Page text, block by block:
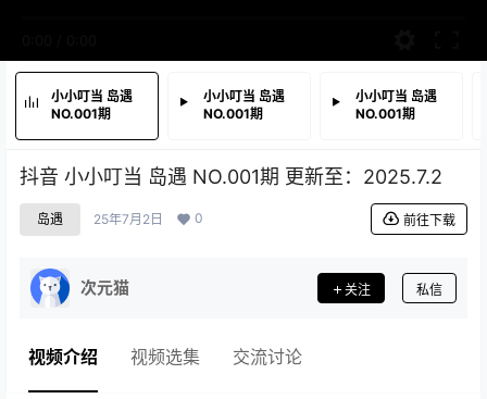
小小叮当 岛遇
NO.001期
小小叮当 岛遇
NO.001期
小小叮当 岛遇
NO.001期
抖音 小小叮当 岛遇 NO.001期 更新至：2025.7.2
岛遇 25年7月2日 0 前往下载
次元猫 关注 私信
视频介绍 视频选集 交流讨论